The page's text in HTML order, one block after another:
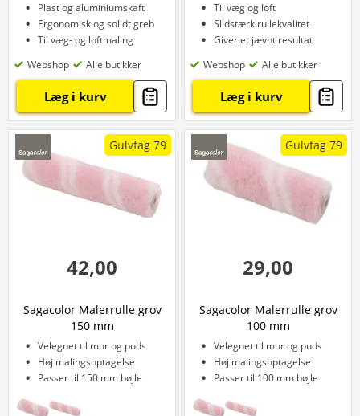
Plast og aluminiumskaft
Ergonomisk og solidt greb
Til væg- og loftmaling
Webshop
Alle butikker
Læg i kurv
Til væg og loft
Slidstærk rullekvalitet
Giver et jævnt resultat
Webshop
Alle butikker
Læg i kurv
Gulvfag 79
42,00
Sagacolor Malerrulle grov
150 mm
Velegnet til mur og puds
Høj malingsoptagelse
Passer til 150 mm bøjle
Gulvfag 79
29,00
Sagacolor Malerrulle grov
100 mm
Velegnet til mur og puds
Høj malingsoptagelse
Passer til 100 mm bøjle